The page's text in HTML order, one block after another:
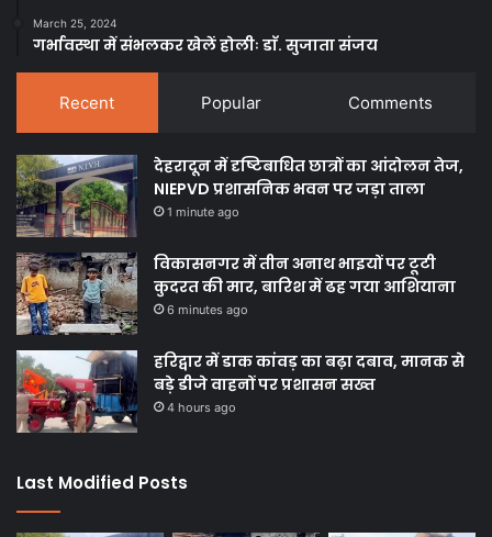
March 25, 2024
गर्भावस्था में संभलकर खेलें होलीः डाॅ. सुजाता संजय
Recent Popular Comments
देहरादून में दृष्टिबाधित छात्रों का आंदोलन तेज,
NIEPVD प्रशासनिक भवन पर जड़ा ताला
1 minute ago
विकासनगर में तीन अनाथ भाइयों पर टूटी
कुदरत की मार, बारिश में ढह गया आशियाना
6 minutes ago
हरिद्वार में डाक कांवड़ का बढ़ा दबाव, मानक से
बड़े डीजे वाहनों पर प्रशासन सख्त
4 hours ago
Last Modified Posts